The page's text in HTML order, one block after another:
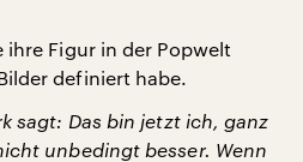
ihre Figur in der Popwelt
definiert habe.
sagt: Das bin jetzt ich, ganz
unbedingt besser. Wenn